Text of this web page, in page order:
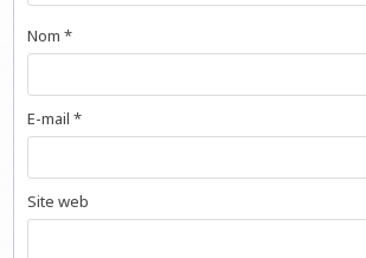
Nom*
E-mail*
Site web